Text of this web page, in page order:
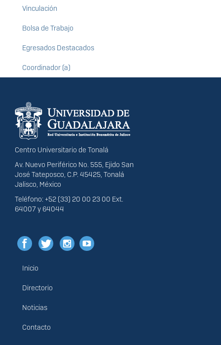
Vinculación
Bolsa de Trabajo
Egresados Destacados
Coordinador (a)
Información del
portal
Centro Universitario de Tonalá
Av. Nuevo Periférico No. 555, Ejido San
José Tateposco, C.P. 45425, Tonalá
Jalisco, México
Teléfono: +52 (33) 20 00 23 00 Ext.
64007 y 64044
Menú
principal
Inicio
Directorio
Noticias
Contacto